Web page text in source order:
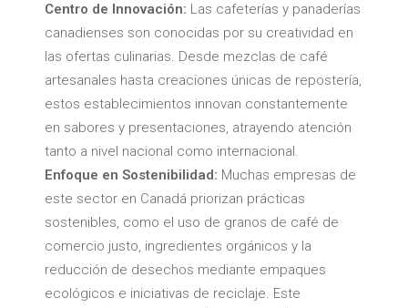
Centro de Innovación: Las cafeterías y panaderías
canadienses son conocidas por su creatividad en
las ofertas culinarias. Desde mezclas de café
artesanales hasta creaciones únicas de repostería,
estos establecimientos innovan constantemente
en sabores y presentaciones, atrayendo atención
tanto a nivel nacional como internacional.
Enfoque en Sostenibilidad: Muchas empresas de
este sector en Canadá priorizan prácticas
sostenibles, como el uso de granos de café de
comercio justo, ingredientes orgánicos y la
reducción de desechos mediante empaques
ecológicos e iniciativas de reciclaje. Este